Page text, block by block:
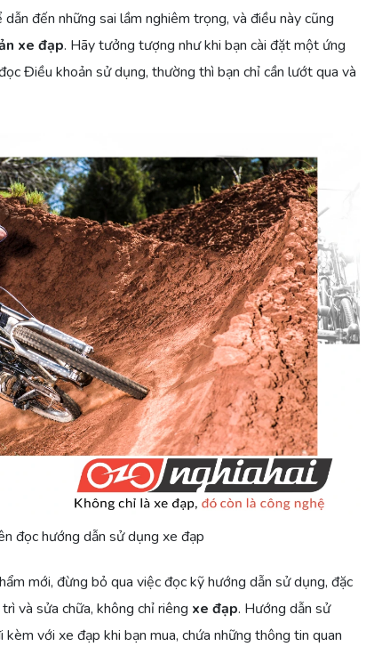
đến những sai lầm nghiêm trọng, và điều này cũng
xe đạp. Hãy tưởng tượng như khi bạn cài đặt một ứng
Điều khoản sử dụng, thường thì bạn chỉ cần lướt qua và
đọc hướng dẫn sử dụng xe đạp
mới, đừng bỏ qua việc đọc kỹ hướng dẫn sử dụng, đặc
và sửa chữa, không chỉ riêng xe đạp. Hướng dẫn sử
với xe đạp khi bạn mua, chứa những thông tin quan